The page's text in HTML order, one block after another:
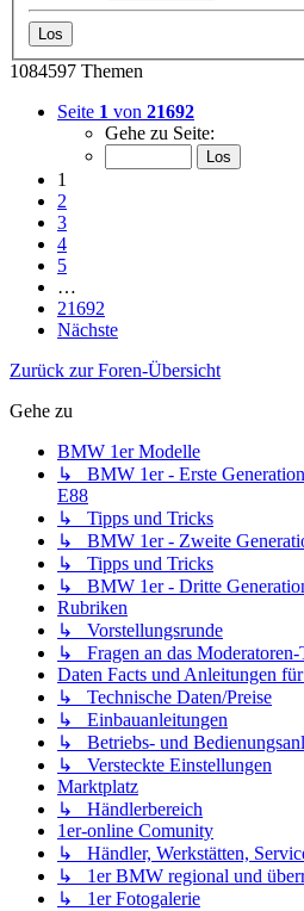
1084597 Themen
Seite 1 von 21692
Gehe zu Seite:
1
2
3
4
5
…
21692
Nächste
Zurück zur Foren-Übersicht
Gehe zu
BMW 1er Modelle
↳ BMW 1er - Erste
E88
↳ Tipps und Tricks
↳ BMW 1er - Zweite
↳ Tipps und Tricks
↳ BMW 1er - Dritte
Rubriken
↳ Vorstellungsrunde
↳ Fragen an das Moderatoren-
Daten Facts und Anleitungen
↳ Technische Daten/Preise
↳ Einbauanleitungen
↳ Betriebs- und
↳ Versteckte Einstellungen
Marktplatz
↳ Händlerbereich
1er-online Comunity
↳ Händler, Werkstätten,
↳ 1er BMW regional und
↳ 1er Fotogalerie